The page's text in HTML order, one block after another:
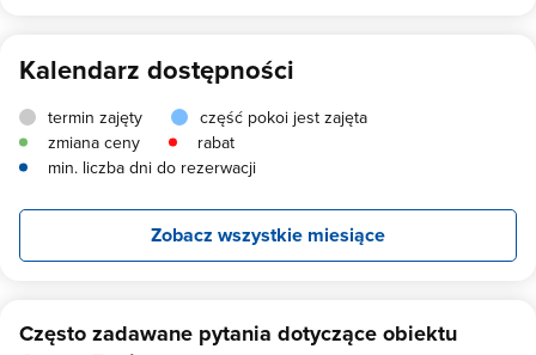
Kalendarz dostępności
termin zajęty
część pokoi jest zajęta
zmiana ceny
rabat
min. liczba dni do rezerwacji
Zobacz wszystkie miesiące
Często zadawane pytania dotyczące obiektu